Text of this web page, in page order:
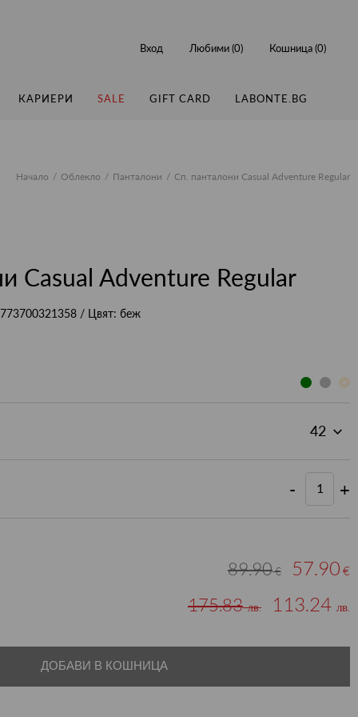
КАРИЕРИ SALE GIFT CARD LABONTE.BG
Вход Любими (0) Кошница (0)
Начало Облекло Панталони Сп. панталони Casual Adventure Regular
Casual Adventure Regular
/ Цвят: беж
- +
89.90€ 57.90 €
175.83лв. 113.24 лв.
ДОБАВИ В КОШНИЦА